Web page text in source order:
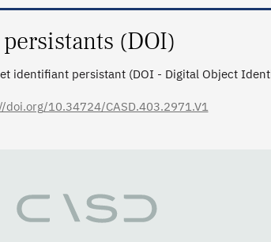
(DOI)
identifiant persistant (DOI - Digital Object
doi.org/10.34724/CASD.403.2971.V1